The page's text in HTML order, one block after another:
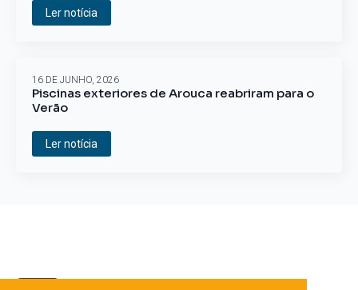
Ler notícia
Piscinas exteriores de Arouca reabriram para o
Verão
16 DE JUNHO, 2026
Ler notícia